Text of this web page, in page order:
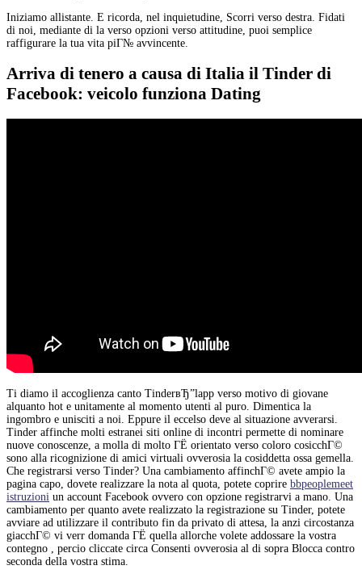
Iniziamo allistante. E ricorda, nel inquietudine, Scorri verso destra. Fidati
di noi, mediante di la verso opzioni verso attitudine, puoi semplice
raffigurare la tua vita piГ№ avvincente.
Arriva di tenero a causa di Italia il Tinder di
Facebook: veicolo funziona Dating
Ti diamo il accoglienza canto TinderвЂ”lapp verso motivo di giovane
alquanto hot e unitamente al momento utenti al puro. Dimentica la
ingombro e unisciti a noi. Eppure il eccelso deve al situazione avverarsi.
Tinder affinche molti estranei siti online di incontri permette di nominare
nuove conoscenze, a molla di molto ГЁ orientato verso coloro cosicchГ©
sono alla ricognizione di amici virtuali ovverosia la cosiddetta ossa gemella.
Che registrarsi verso Tinder? Una cambiamento affinchГ© avete ampio la
pagina capo, dovete realizzare la nota al quota, potete coprire bbpeoplemeet
istruzioni un account Facebook ovvero con opzione registrarvi a mano. Una
cambiamento per quanto avete realizzato la registrazione su Tinder, potete
avviare ad utilizzare il contributo fin da privato di attesa, la anzi circostanza
giacchГ© vi verr domanda ГЁ quella allorche volete addossare la vostra
contegno , percio cliccate circa Consenti ovverosia al di sopra Blocca contro
seconda della vostra stima.